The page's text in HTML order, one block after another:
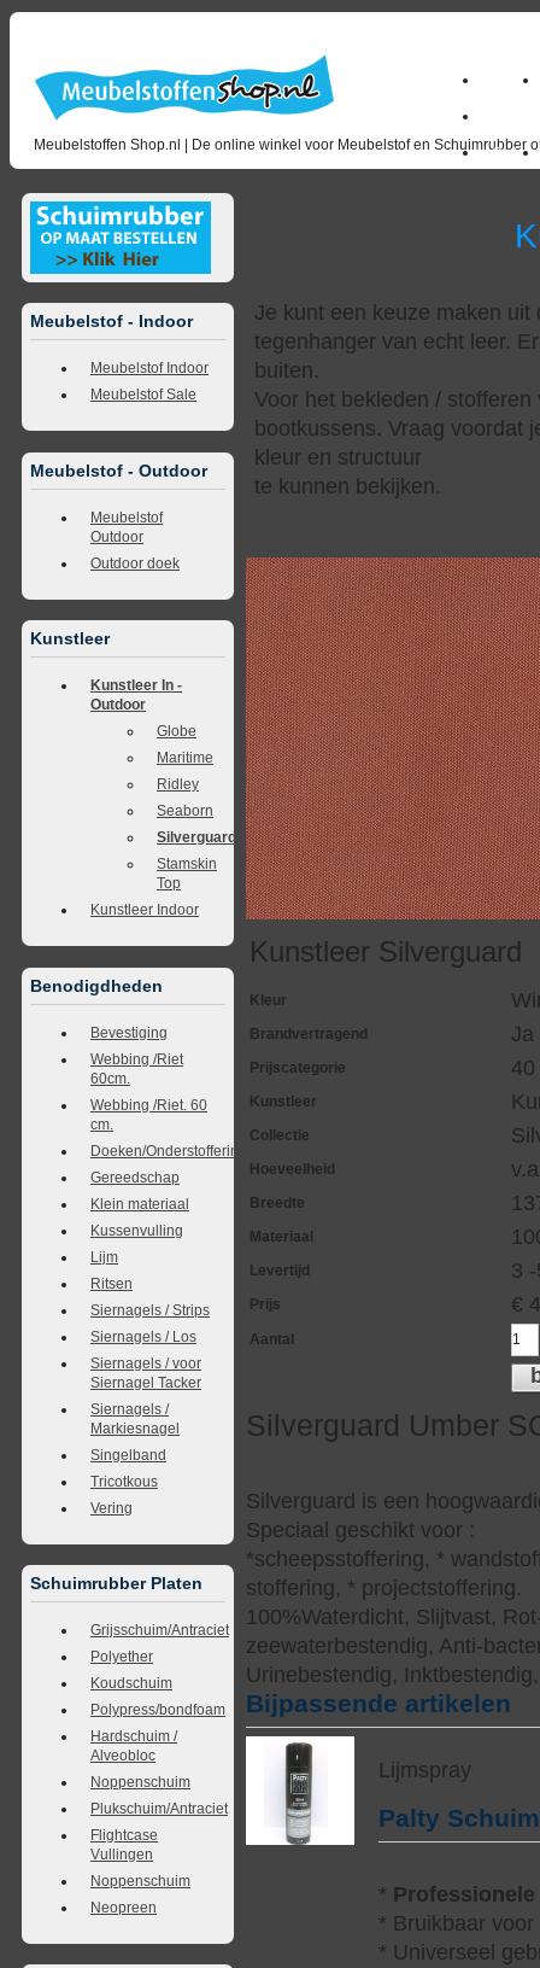
Meubelstoffen Shop.nl | De online winkel voor Meubelstof en Schuimrubber
Home
Outlet
Meubelstof - Indoor
Meubelstof Indoor
Meubelstof Sale
Meubelstof - Outdoor
Meubelstof
Outdoor
Outdoor doek
Kunstleer
Kunstleer In -
Outdoor
Globe
Maritime
Ridley
Seaborn
Silverguard
Stamskin
Top
Kunstleer Indoor
Benodigdheden
Bevestiging
Webbing /Riet
60cm.
Webbing /Riet. 60
cm.
Doeken/Onderstoffering
Gereedschap
Klein materiaal
Kussenvulling
Lijm
Ritsen
Siernagels / Strips
Siernagels / Los
Siernagels / voor
Siernagel Tacker
Siernagels /
Markiesnagel
Singelband
Tricotkous
Vering
Schuimrubber Platen
Grijsschuim/Antraciet
Polyether
Koudschuim
Polypress/bondfoam
Hardschuim /
Alveobloc
Noppenschuim
Plukschuim/Antraciet
Flightcase
Vullingen
Noppenschuim
Neopreen
Je kunt een keuze maken
tegenhanger van echt leer.
buiten.
Voor het bekleden /
bootkussens. Vraag voordat
kleur en structuur
te kunnen bekijken.
Kunstleer Silverguard
Kleur
Brandvertragend Ja
Prijscategorie
Kunstleer
Collectie
Hoeveelheid
Breedte
Materiaal
Levertijd 3
Prijs €
Aantal
Silverguard Umber
Silverguard is een
Speciaal geschikt voor :
*scheepsstoffering, *
stoffering, * projectstoffering.
100%Waterdicht, Slijtvast,
zeewaterbestendig, Anti-
Urinebestendig,
Bijpassende artikelen
Lijmspray
Palty
* Professionele
* Bruikbaar
* Universeel